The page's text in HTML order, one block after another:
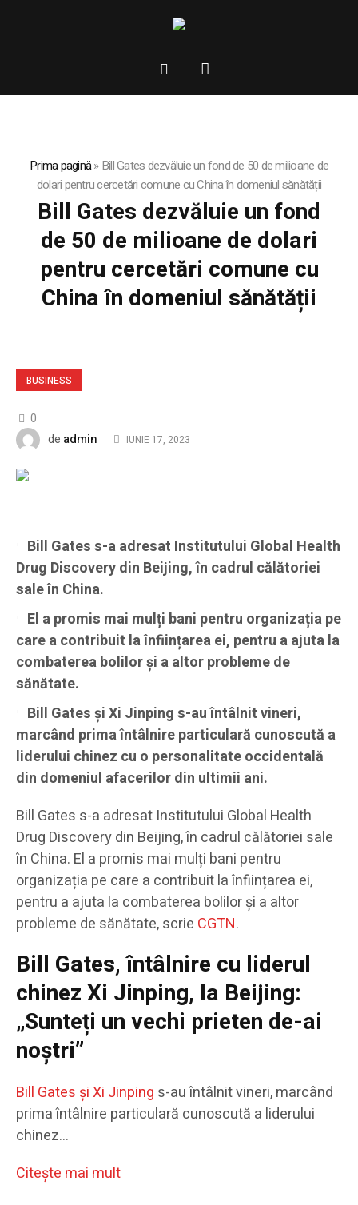
Prima pagină»Bill Gates dezvăluie un fond de 50 de milioane de
dolari pentru cercetări comune cu China în domeniul sănătății
Bill Gates dezvăluie un fond
de 50 de milioane de dolari
pentru cercetări comune cu
China în domeniul sănătății
BUSINESS
0
de admin IUNIE 17, 2023
Bill Gates s-a adresat Institutului Global Health
Drug Discovery din Beijing, în cadrul călătoriei
sale în China.
El a promis mai mulți bani pentru organizația pe
care a contribuit la înființarea ei, pentru a ajuta la
combaterea bolilor și a altor probleme de
sănătate.
Bill Gates și Xi Jinping s-au întâlnit vineri,
marcând prima întâlnire particulară cunoscută a
liderului chinez cu o personalitate occidentală
din domeniul afacerilor din ultimii ani.
Bill Gates s-a adresat Institutului Global Health
Drug Discovery din Beijing, în cadrul călătoriei sale
în China. El a promis mai mulți bani pentru
organizația pe care a contribuit la înființarea ei,
pentru a ajuta la combaterea bolilor și a altor
probleme de sănătate, scrie CGTN.
Bill Gates, întâlnire cu liderul
chinez Xi Jinping, la Beijing:
„Sunteți un vechi prieten de-ai
noștri”
Bill Gates și Xi Jinping s-au întâlnit vineri, marcând
prima întâlnire particulară cunoscută a liderului
chinez…
Citeşte mai mult